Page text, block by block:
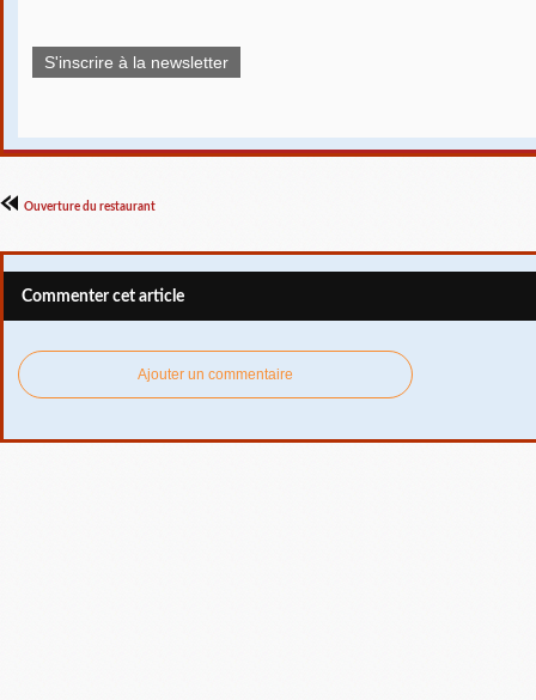
S'inscrire à la newsletter
Ouverture du restaurant
Commenter cet article
Ajouter un commentaire